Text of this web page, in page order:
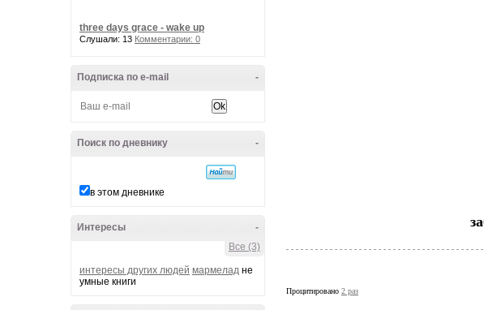
three days grace - wake up
Слушали: 13 Комментарии: 0
-
Подписка по e-mail
-
Поиск по дневнику
в этом дневнике
-
Интересы
Все (3)
интересы других людей мармелад не
умные книги
Процитировано 2 раз